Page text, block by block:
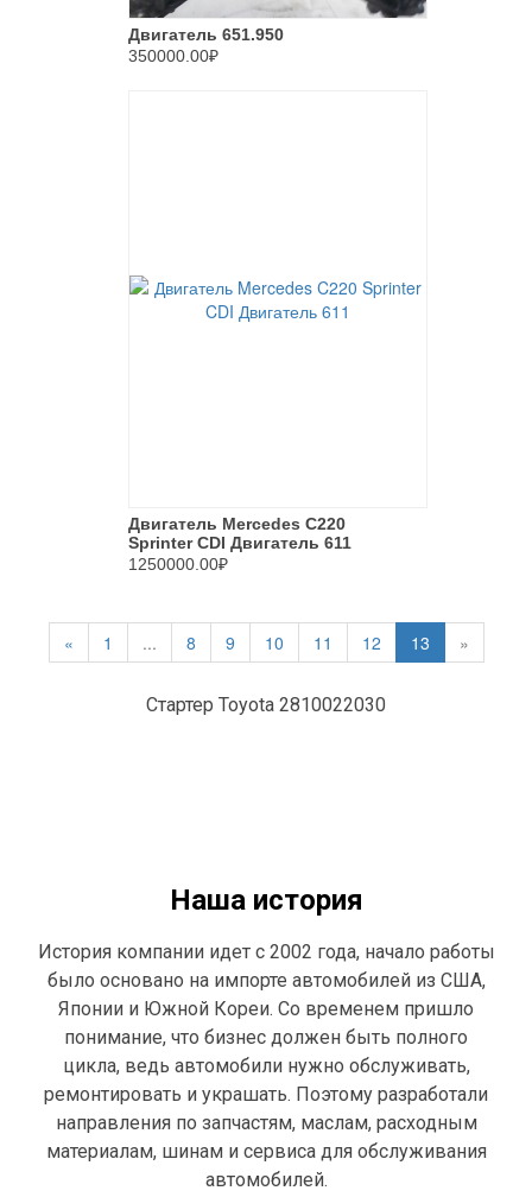
Двигатель 651.950
350000.00₽
Двигатель Mercedes C220
Sprinter CDI Двигатель 611
1250000.00₽
« 1 ... 8 9 10 11 12 13 »
Стартер Toyota 2810022030
Наша история
История компании идет с 2002 года, начало работы
было основано на импорте автомобилей из США,
Японии и Южной Кореи. Со временем пришло
понимание, что бизнес должен быть полного
цикла, ведь автомобили нужно обслуживать,
ремонтировать и украшать. Поэтому разработали
направления по запчастям, маслам, расходным
материалам, шинам и сервиса для обслуживания
автомобилей.